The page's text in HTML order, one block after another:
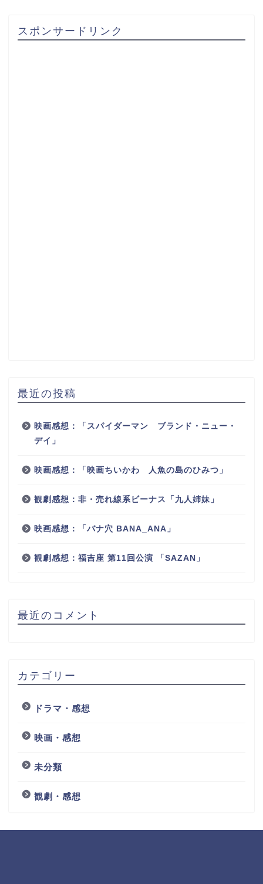
スポンサードリンク
最近の投稿
映画感想：「スパイダーマン ブランド・ニュー・
デイ」
映画感想：「映画ちいかわ 人魚の島のひみつ」
観劇感想：非・売れ線系ビーナス「九人姉妹」
映画感想：「バナ穴 BANA_ANA」
観劇感想：福吉座 第11回公演 「SAZAN」
最近のコメント
カテゴリー
ドラマ・感想
映画・感想
未分類
観劇・感想